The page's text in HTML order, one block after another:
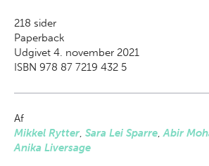
218 sider
Paperback
Udgivet 4. november 2021
ISBN 978 87 7219 432 5
Af
Mikkel Rytter, Sara Lei Sparre,Abir
Anika Liversage